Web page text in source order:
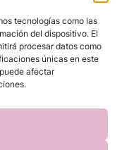
tecnologías como las
del dispositivo. El
procesar datos como
únicas en este
afectar